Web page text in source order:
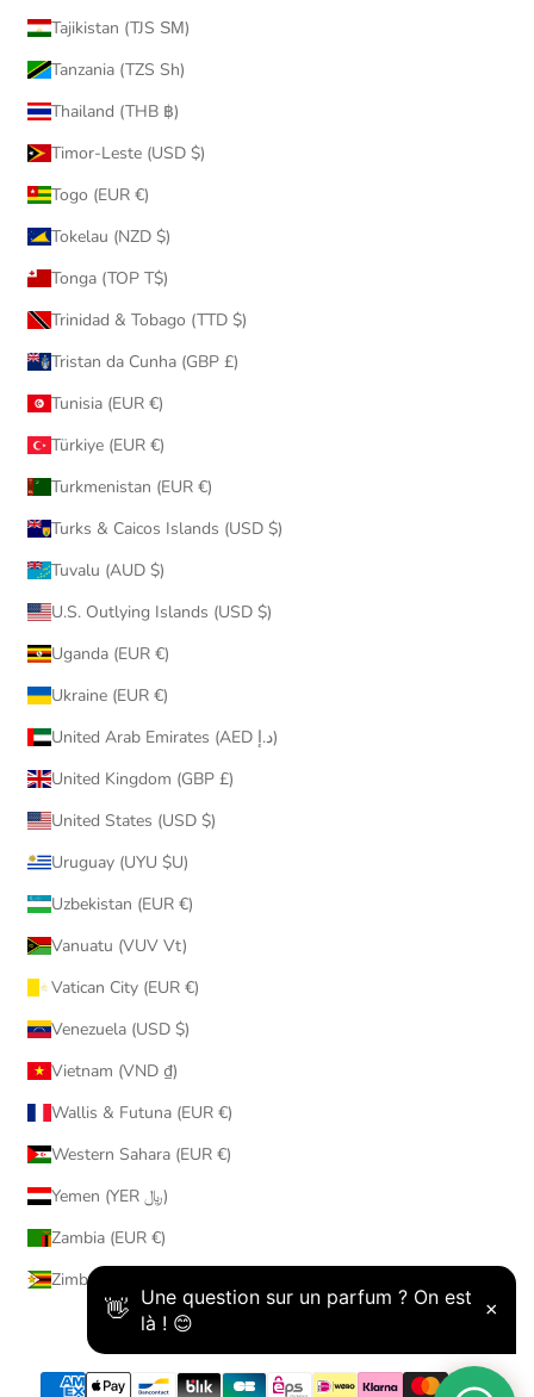
Tajikistan (TJS ЅМ)
Tanzania (TZS Sh)
Thailand (THB ฿)
Timor-Leste (USD $)
Togo (EUR €)
Tokelau (NZD $)
Tonga (TOP T$)
Trinidad & Tobago (TTD $)
Tristan da Cunha (GBP £)
Tunisia (EUR €)
Türkiye (EUR €)
Turkmenistan (EUR €)
Turks & Caicos Islands (USD $)
Tuvalu (AUD $)
U.S. Outlying Islands (USD $)
Uganda (EUR €)
Ukraine (EUR €)
United Arab Emirates (AED د.إ)
United Kingdom (GBP £)
United States (USD $)
Uruguay (UYU $U)
Uzbekistan (EUR €)
Vanuatu (VUV Vt)
Vatican City (EUR €)
Venezuela (USD $)
Vietnam (VND ₫)
Wallis & Futuna (EUR €)
Western Sahara (EUR €)
Yemen (YER ﷼)
Zambia (EUR €)